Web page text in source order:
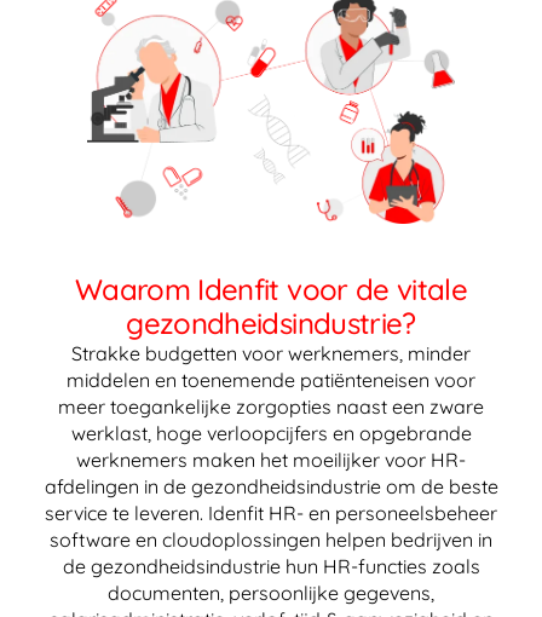
Waarom Idenfit voor de vitale
gezondheidsindustrie?
Strakke budgetten voor werknemers, minder
middelen en toenemende patiënteneisen voor
meer toegankelijke zorgopties naast een zware
werklast, hoge verloopcijfers en opgebrande
werknemers maken het moeilijker voor HR-
afdelingen in de gezondheidsindustrie om de beste
service te leveren. Idenfit HR- en personeelsbeheer
software en cloudoplossingen helpen bedrijven in
de gezondheidsindustrie hun HR-functies zoals
documenten, persoonlijke gegevens,